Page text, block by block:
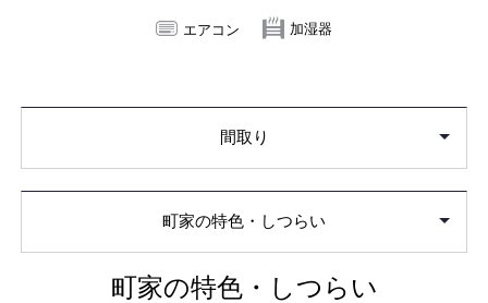
適にご宿泊いただけます。
歴史ある蔵と金澤町家の趣が宿る町家宿「蔵波 - くら
は」で、ワンランク上のご滞在をお楽しみください。
エアコン 加湿器
間取り
町家の特色・しつらい
町家の特色・しつらい